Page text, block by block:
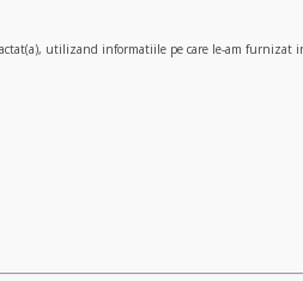
utilizand informatiile pe care le-am furnizat